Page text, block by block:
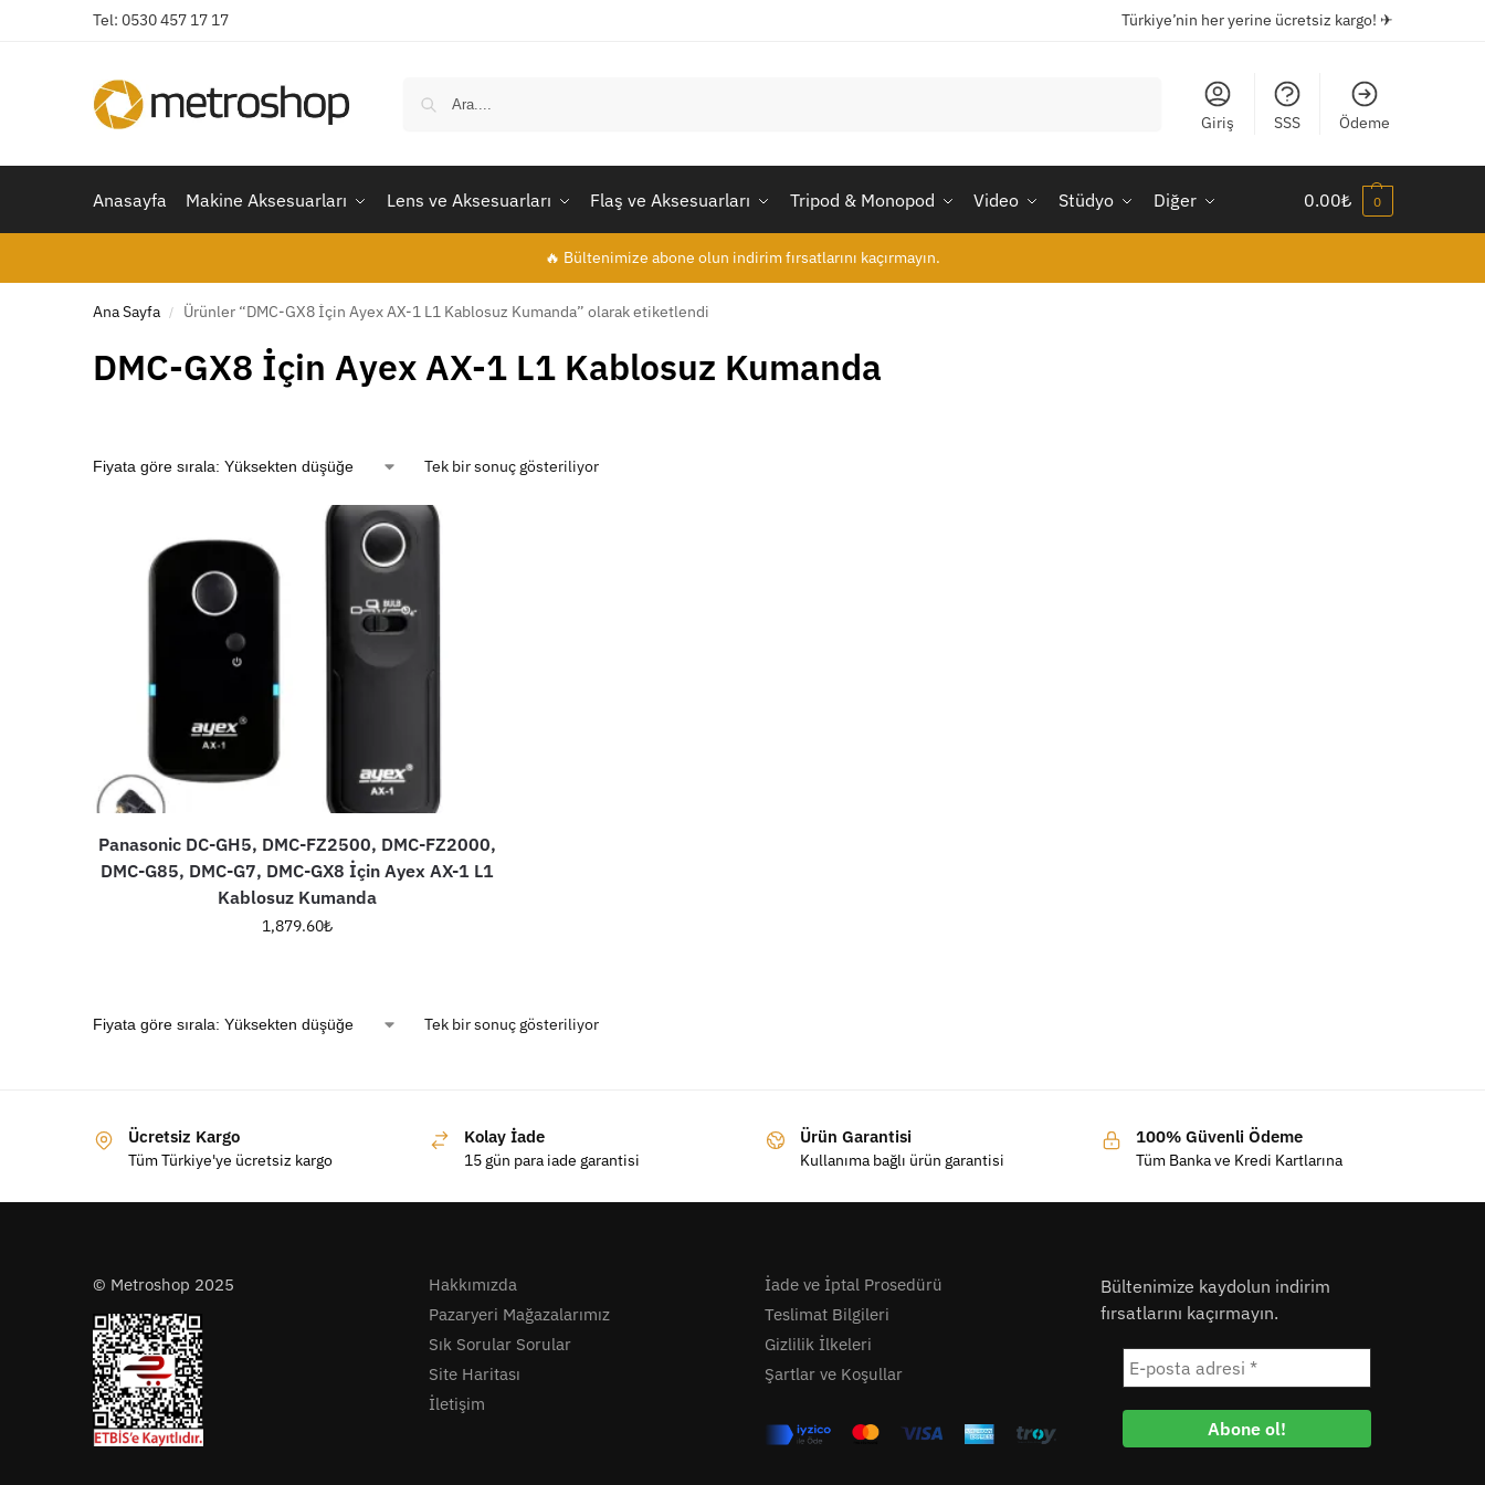
Tel: 0530 457 17 17 Türkiye’nin her yerine ücretsiz kargo! ✈
Giriş SSS Ödeme
Anasayfa Makine Aksesuarları Lens ve Aksesuarları Flaş ve Aksesuarları Tripod & Monopod Video Stüdyo Diğer 0.00₺ 0
🔥 Bültenimize abone olun indirim fırsatlarını kaçırmayın.
Ana Sayfa / Ürünler “DMC-GX8 İçin Ayex AX-1 L1 Kablosuz Kumanda” olarak etiketlendi
DMC-GX8 İçin Ayex AX-1 L1 Kablosuz Kumanda
Tek bir sonuç gösteriliyor
Panasonic DC-GH5, DMC-FZ2500, DMC-FZ2000,
DMC-G85, DMC-G7, DMC-GX8 İçin Ayex AX-1 L1
Kablosuz Kumanda
1,879.60₺
Tek bir sonuç gösteriliyor
Ücretsiz Kargo
Tüm Türkiye'ye ücretsiz kargo
Kolay İade
15 gün para iade garantisi
Ürün Garantisi
Kullanıma bağlı ürün garantisi
100% Güvenli Ödeme
Tüm Banka ve Kredi Kartlarına
© Metroshop 2025
Hakkımızda
Pazaryeri Mağazalarımız
Sık Sorular Sorular
Site Haritası
İletişim
İade ve İptal Prosedürü
Teslimat Bilgileri
Gizlilik İlkeleri
Şartlar ve Koşullar
Bültenimize kaydolun indirim
fırsatlarını kaçırmayın.